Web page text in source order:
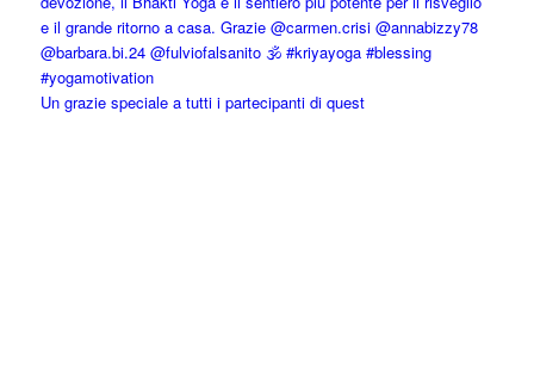
Un grazie speciale a tutti i partecipanti di quest